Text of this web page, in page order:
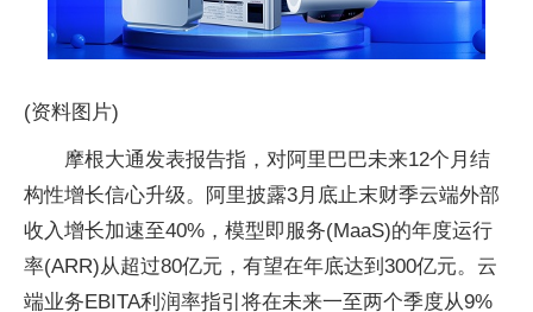
(资料图片)
摩根大通发表报告指，对阿里巴巴未来12个月结
构性增长信心升级。阿里披露3月底止末财季云端外部
收入增长加速至40%，模型即服务(MaaS)的年度运行
率(ARR)从超过80亿元，有望在年底达到300亿元。云
端业务EBITA利润率指引将在未来一至两个季度从9%